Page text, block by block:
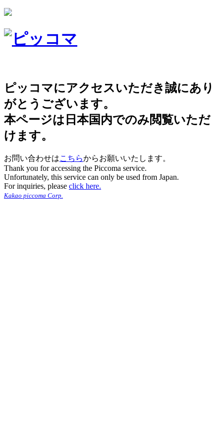
ピッコマにアクセスいただき誠にあり
がとうございます。
本ページは日本国内でのみ閲覧いただ
けます。
お問い合わせはこちらからお願いいたします。
Thank you for accessing the Piccoma service.
Unfortunately, this service can only be used from Japan.
For inquiries, please click here.
Kakao piccoma Corp.